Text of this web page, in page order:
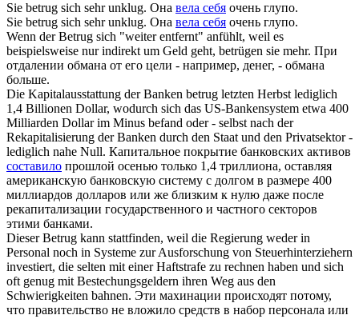
Sie betrug sich sehr unklug. Она вела себя очень глупо.
Sie betrug sich sehr unklug. Она вела себя очень глупо.
Wenn derBetrug sich "weiter entfernt" anfühlt, weil es
beispielsweise nur indirekt um Geld geht, betrügen sie mehr. При
отдалении обмана от его цели - например, денег, - обмана
больше.
Die Kapitalausstattung der Banken betrug letzten Herbst lediglich
1,4 Billionen Dollar, wodurch sich das US-Bankensystem etwa 400
Milliarden Dollar im Minus befand oder - selbst nach der
Rekapitalisierung der Banken durch den Staat und den Privatsektor -
lediglich nahe Null. Капитальное покрытие банковских активов
составило прошлой осенью только 1,4 триллиона, оставляя
американскую банковскую систему с долгом в размере 400
миллиардов долларов или же близким к нулю даже после
рекапитализации государственного и частного секторов
этими банками.
DieserBetrug kann stattfinden, weil die Regierung weder in
Personal noch in Systeme zur Ausforschung von Steuerhinterziehern
investiert, die selten mit einer Haftstrafe zu rechnen haben und sich
oft genug mit Bestechungsgeldern ihren Weg aus den
Schwierigkeiten bahnen. Эти махинации происходят потому,
что правительство не вложило средств в набор персонала или